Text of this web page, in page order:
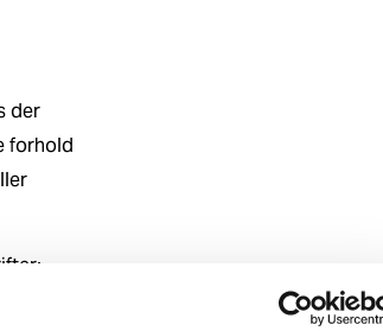
der
forhold